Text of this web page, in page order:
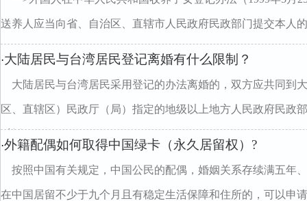
送养人应当向省、自治区、直辖市人民政府民政部门提交本人
·大陆居民与台湾居民登记离婚有什么限制？
大陆居民与台湾居民采用登记的办法离婚的，双方应共同到
区、直辖区）民政厅（局）指定的地级以上地方人民政府民政
对婚
·外籍配偶如何取得中国绿卡（永久居留权）?
按照中国有关规定，中国公民的配偶，婚姻关系存续满五年
在中国居留不少于九个月且有稳定生活保障和住所的，可以申